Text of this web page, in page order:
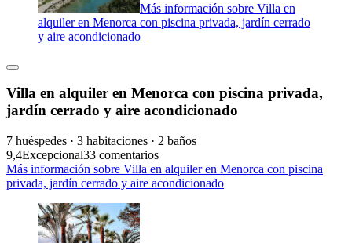
Más información sobre Villa en
alquiler en Menorca con piscina privada, jardín cerrado
y aire acondicionado
Villa en alquiler en Menorca con piscina privada,
jardín cerrado y aire acondicionado
7 huéspedes · 3 habitaciones · 2 baños
9,4Excepcional33 comentarios
Más información sobre Villa en alquiler en Menorca con piscina
privada, jardín cerrado y aire acondicionado